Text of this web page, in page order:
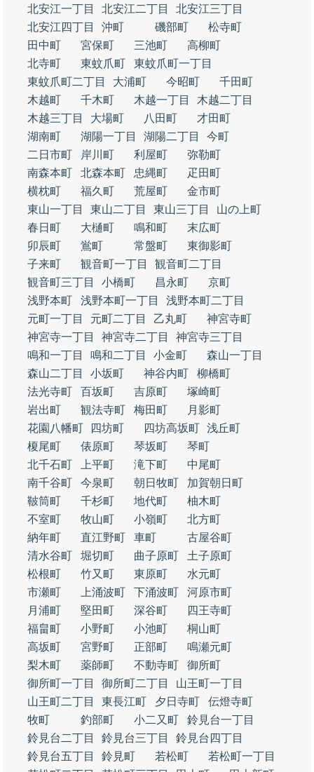
北安江一丁目
北安江二丁目
北安江三丁目
北安江四丁目
沖町 磯部町
松寺町
田中町
宮保町 三池町
高柳町
北寺町
東蚊爪町
東蚊爪町一丁目
東蚊爪町二丁目
大浦町 今昭町
千田町
木越町
千木町 木越一丁目
木越二丁目
木越三丁目
大場町 八田町
才田町
湖南町
湖陽一丁目 湖陽二丁目
今町
二日市町
岸川町 利屋町
弥勒町
南森本町
北森本町 忠縄町
疋田町
横枕町
福久町 荒屋町
金市町
東山一丁目
東山二丁目 東山三丁目
山の上町
春日町
大樋町 鳴和町
末広町
卯辰町
鴬町 常盤町
東御影町
子来町
観音町一丁目
観音町二丁目
観音町三丁目
小橋町 昌永町
京町
浅野本町
浅野本町一丁目
浅野本町二丁目
元町一丁目
元町二丁目 乙丸町
神宮寺町
神宮寺一丁目
神宮寺二丁目
神宮寺三丁目
鳴和一丁目
鳴和二丁目 小金町
森山一丁目
森山二丁目
小坂町 神谷内町
柳橋町
法光寺町
百坂町 吉原町
塚崎町
岩出町
観法寺町 梅田町
月影町
花園八幡町
四坊町 四坊高坂町 浅丘町
榎尾町
俵原町 琴坂町
琴町
北千石町
上平町 滝下町
中尾町
南千谷町
今泉町 朝日牧町
加賀朝日町
鞁筒町
千杉町 地代町
柚木町
不室町
牧山町 小嶺町
北方町
納年町
直江野町 車町
古屋谷町
清水谷町
堀切町 曲子原町
土子原町
松根町
竹又町 東原町
水元町
市瀬町
上涌波町 下涌波町
河原市町
月浦町
堅田町 深谷町
四王寺町
福畠町
小野町 小池町
桐山町
高坂町
宮野町 正部町
鳴瀬元町
梨木町
薬師町 不動寺町
御所町
御所町一丁目
御所町二丁目
山王町一丁目
山王町二丁目
東長江町 夕日寺町
伝燈寺町
牧町
釣部町 小二又町
鈴見台一丁目
鈴見台二丁目
鈴見台三丁目
鈴見台四丁目
鈴見台五丁目
鈴見町 若松町
若松町一丁目